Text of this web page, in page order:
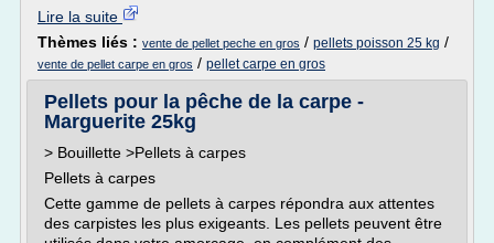
Lire la suite
Thèmes liés : vente de pellet peche en gros / pellets poisson 25 kg /
vente de pellet carpe en gros / pellet carpe en gros
Pellets pour la pêche de la carpe -
Marguerite 25kg
> Bouillette >Pellets à carpes
Pellets à carpes
Cette gamme de pellets à carpes répondra aux attentes
des carpistes les plus exigeants. Les pellets peuvent être